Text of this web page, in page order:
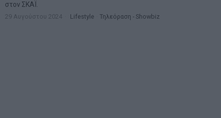
στον ΣΚΑΪ.
29 Αυγούστου 2024 Lifestyle Τηλεόραση - Showbiz